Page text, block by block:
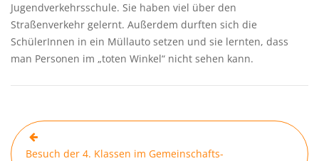
Jugendverkehrsschule. Sie haben viel über den
Straßenverkehr gelernt. Außerdem durften sich die
SchülerInnen in ein Müllauto setzen und sie lernten, dass
man Personen im „toten Winkel“ nicht sehen kann.
Beitragsnavigation
Besuch der 4. Klassen im Gemeinschafts-